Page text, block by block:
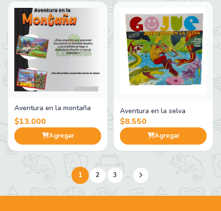
Aventura en la montaña
$13.000
Agregar
Aventura en la selva
$8.550
Agregar
1 2 3 ...